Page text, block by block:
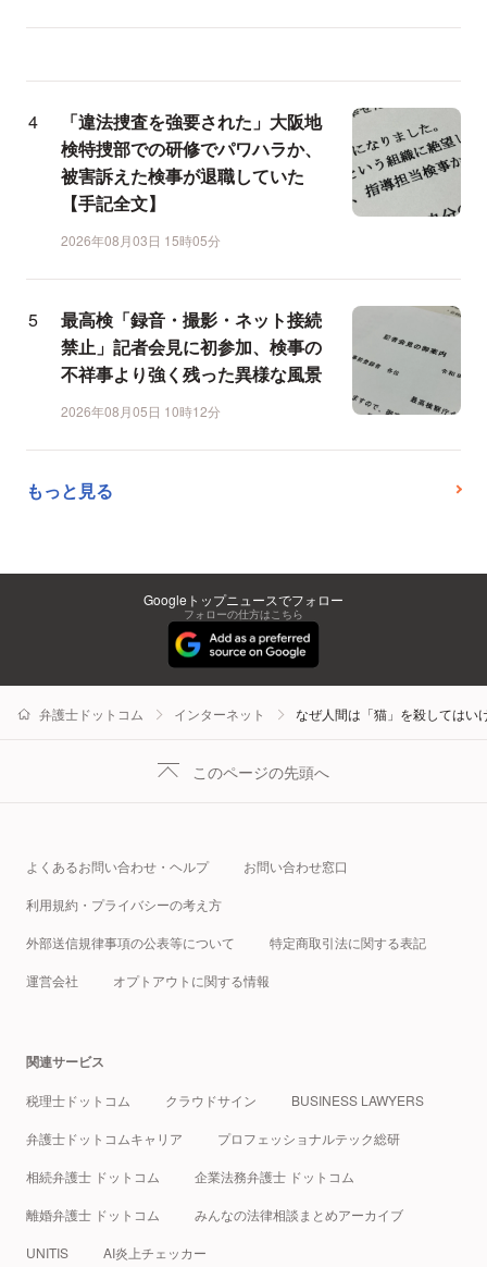
「違法捜査を強要された」大阪地
検特捜部での研修でパワハラか、
被害訴えた検事が退職していた
【手記全文】
2026年08月03日 15時05分
最高検「録音・撮影・ネット接続
禁止」記者会見に初参加、検事の
不祥事より強く残った異様な風景
2026年08月05日 10時12分
もっと見る
Googleトップニュースでフォロー
フォローの仕方はこちら
弁護士ドットコム インターネット なぜ人間は「猫」を殺してはい
このページの先頭へ
よくあるお問い合わせ・ヘルプ お問い合わせ窓口
利用規約・プライバシーの考え方
外部送信規律事項の公表等について 特定商取引法に関する表記
運営会社 オプトアウトに関する情報
関連サービス
税理士ドットコム クラウドサイン BUSINESS LAWYERS
弁護士ドットコムキャリア プロフェッショナルテック総研
相続弁護士 ドットコム 企業法務弁護士 ドットコム
離婚弁護士 ドットコム みんなの法律相談まとめアーカイブ
UNITIS AI炎上チェッカー